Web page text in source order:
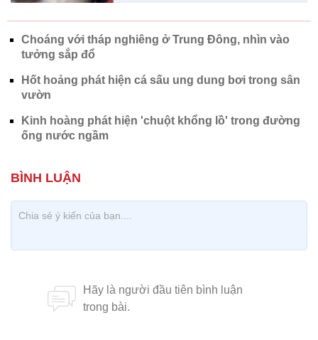
Choáng với tháp nghiêng ở Trung Đông, nhìn vào
tưởng sắp đổ
Hốt hoảng phát hiện cá sấu ung dung bơi trong sân
vườn
Kinh hoàng phát hiện 'chuột khổng lồ' trong đường
ống nước ngầm